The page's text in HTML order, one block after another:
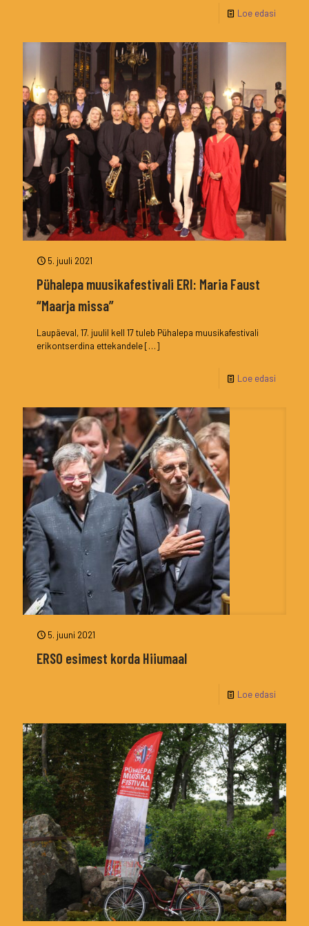
Loe edasi
5. juuli 2021
Pühalepa muusikafestivali ERI: Maria Faust
“Maarja missa”
Laupäeval, 17. juulil kell 17 tuleb Pühalepa muusikafestivali
erikontserdina ettekandele[…]
Loe edasi
5. juuni 2021
ERSO esimest korda Hiiumaal
Loe edasi